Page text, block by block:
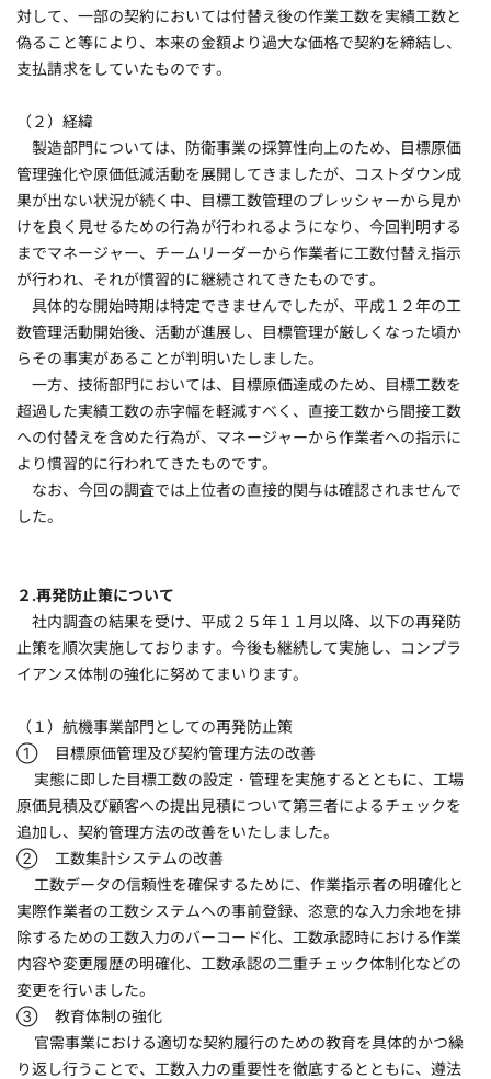
対して、一部の契約においては付替え後の作業工数を実績工数と
偽ること等により、本来の金額より過大な価格で契約を締結し、
支払請求をしていたものです。
（２）経緯
製造部門については、防衛事業の採算性向上のため、目標原価
管理強化や原価低減活動を展開してきましたが、コストダウン成
果が出ない状況が続く中、目標工数管理のプレッシャーから見か
けを良く見せるための行為が行われるようになり、今回判明する
までマネージャー、チームリーダーから作業者に工数付替え指示
が行われ、それが慣習的に継続されてきたものです。
具体的な開始時期は特定できませんでしたが、平成１２年の工
数管理活動開始後、活動が進展し、目標管理が厳しくなった頃か
らその事実があることが判明いたしました。
一方、技術部門においては、目標原価達成のため、目標工数を
超過した実績工数の赤字幅を軽減すべく、直接工数から間接工数
への付替えを含めた行為が、マネージャーから作業者への指示に
より慣習的に行われてきたものです。
なお、今回の調査では上位者の直接的関与は確認されませんで
した。
２.再発防止策について
社内調査の結果を受け、平成２５年１１月以降、以下の再発防
止策を順次実施しております。今後も継続して実施し、コンプラ
イアンス体制の強化に努めてまいります。
（１）航機事業部門としての再発防止策
① 目標原価管理及び契約管理方法の改善
実態に即した目標工数の設定・管理を実施するとともに、工場
原価見積及び顧客への提出見積について第三者によるチェックを
追加し、契約管理方法の改善をいたしました。
② 工数集計システムの改善
工数データの信頼性を確保するために、作業指示者の明確化と
実際作業者の工数システムへの事前登録、恣意的な入力余地を排
除するための工数入力のバーコード化、工数承認時における作業
内容や変更履歴の明確化、工数承認の二重チェック体制化などの
変更を行いました。
③ 教育体制の強化
官需事業における適切な契約履行のための教育を具体的かつ繰
り返し行うことで、工数入力の重要性を徹底するとともに、遵法